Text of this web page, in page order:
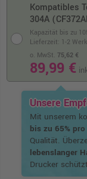
Kompatibles
304A
Kapazität bis zu
o. MwSt.75,62 €
89,99 €
Lieferzeit: 1-2
Unsere
Mit unserem
bis zu 65%
Qualität.
lebenslanger
Drucker